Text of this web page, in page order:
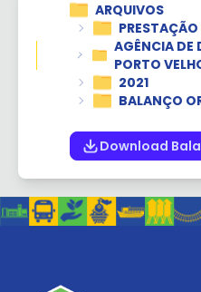
ARQUIVOS
AGÊNCIA DE
PORTO
2021
BALANÇO
Download